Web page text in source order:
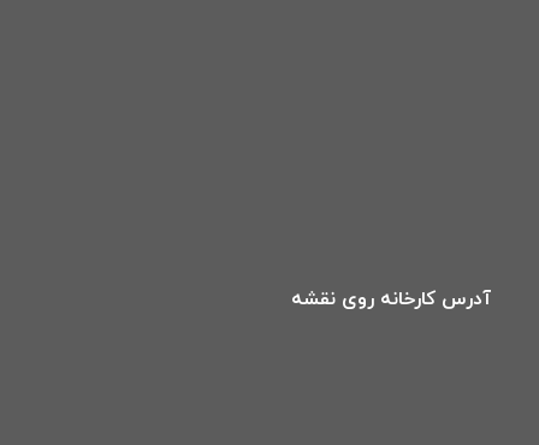
آدرس کارخانه روی نقشه